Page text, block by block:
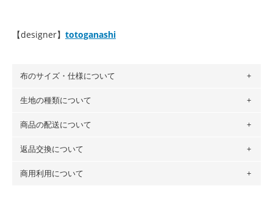
【designer】 totoganashi
布のサイズ・仕様について
布の長さは50cm単位での販売になります。
場合 → 購入数量「7」
生地の種類について
・現在、すべてのデザインのプリントに使用している生地は
ットン（ダブルガーゼ）・100％コットン（ローン）・コッ
トンリネン（ビエラ織）・100％コットン（ツイル）・
100％コットン（キャンバス・11号帆布）です。
商品の配送について
・ネコポスでの配送は、布は2mまで型紙は2個までとなりま
も送料の表示が600円となり宅急便での配送となります。
返品交換について
・布はご注文後に注文数量のみをプリントするため、
購入後
商用利用について